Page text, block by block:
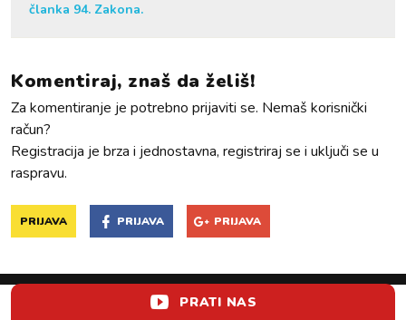
članka 94. Zakona.
Komentiraj, znaš da želiš!
Za komentiranje je potrebno prijaviti se. Nemaš korisnički
račun?
Registracija je brza i jednostavna, registriraj se i uključi se u
raspravu.
PRIJAVA PRIJAVA PRIJAVA
PRATI NAS